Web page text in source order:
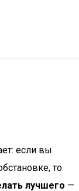
если вы
то
лучшего —